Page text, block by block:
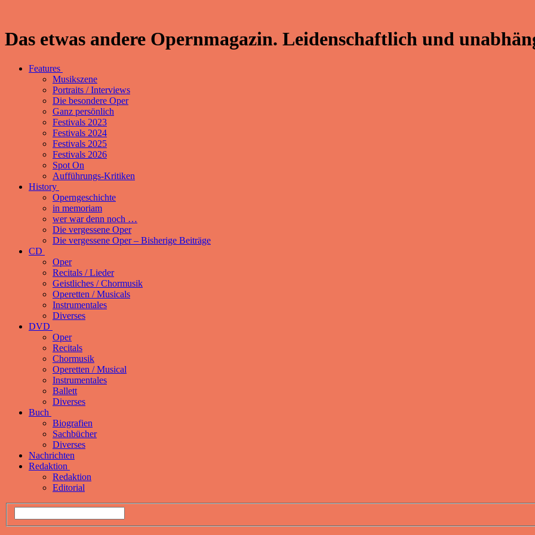
Das etwas andere Opernmagazin. Leidenschaftlich und
Features
Musikszene
Portraits / Interviews
Die besondere Oper
Ganz persönlich
Festivals 2023
Festivals 2024
Festivals 2025
Festivals 2026
Spot On
Aufführungs-Kritiken
History
Operngeschichte
in memoriam
wer war denn noch …
Die vergessene Oper
Die vergessene Oper – Bisherige Beiträge
CD
Oper
Recitals / Lieder
Geistliches / Chormusik
Operetten / Musicals
Instrumentales
Diverses
DVD
Oper
Recitals
Chormusik
Operetten / Musical
Instrumentales
Ballett
Diverses
Buch
Biografien
Sachbücher
Diverses
Nachrichten
Redaktion
Redaktion
Editorial